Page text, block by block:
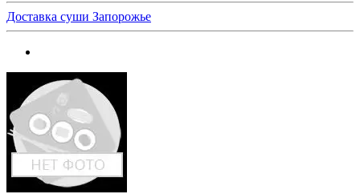
Доставка суши Запорожье